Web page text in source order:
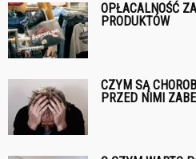
OPŁACALNOŚĆ
PRODUKTÓW
CZYM SĄ
PRZED NIMI